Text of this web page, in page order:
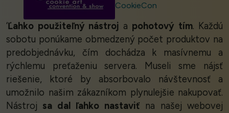
CookieCon
‘Ľahko použiteľný nástroj a pohotový tím. Každú
sobotu ponúkame obmedzený počet produktov na
predobjednávku, čím dochádza k masívnemu a
rýchlemu preťaženiu servera. Museli sme nájsť
riešenie, ktoré by absorbovalo návštevnosť a
umožnilo našim zákazníkom plynulejšie nakupovať.
Nástroj sa dal ľahko nastaviť na našej webovej